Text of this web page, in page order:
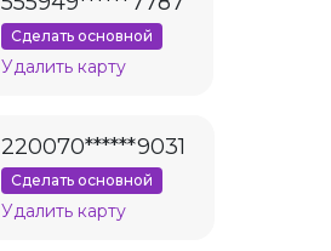
Сделать основной
Удалить карту
220070******9031
Сделать основной
Удалить карту